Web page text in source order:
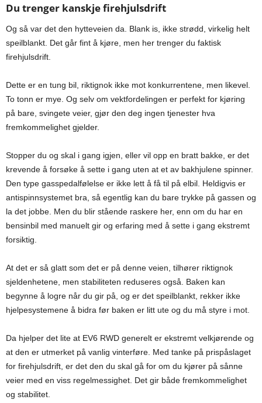
Du trenger kanskje firehjulsdrift
Og så var det den hytteveien da. Blank is, ikke strødd, virkelig helt
speilblankt. Det går fint å kjøre, men her trenger du faktisk
firehjulsdrift.
Dette er en tung bil, riktignok ikke mot konkurrentene, men likevel.
To tonn er mye. Og selv om vektfordelingen er perfekt for kjøring
på bare, svingete veier, gjør den deg ingen tjenester hva
fremkommelighet gjelder.
Stopper du og skal i gang igjen, eller vil opp en bratt bakke, er det
krevende å forsøke å sette i gang uten at et av bakhjulene spinner.
Den type gasspedalfølelse er ikke lett å få til på elbil. Heldigvis er
antispinnsystemet bra, så egentlig kan du bare trykke på gassen og
la det jobbe. Men du blir stående raskere her, enn om du har en
bensinbil med manuelt gir og erfaring med å sette i gang ekstremt
forsiktig.
At det er så glatt som det er på denne veien, tilhører riktignok
sjeldenhetene, men stabiliteten reduseres også. Baken kan
begynne å logre når du gir på, og er det speilblankt, rekker ikke
hjelpesystemene å bidra før baken er litt ute og du må styre i mot.
Da hjelper det lite at EV6 RWD generelt er ekstremt velkjørende og
at den er utmerket på vanlig vinterføre. Med tanke på prispåslaget
for firehjulsdrift, er det den du skal gå for om du kjører på sånne
veier med en viss regelmessighet. Det gir både fremkommelighet
og stabilitet.